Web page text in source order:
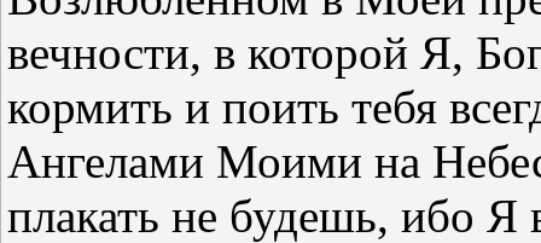
вечности, в которой Я,
кормить и поить тебя
Ангелами Моими на
плакать не будешь, ибо Я